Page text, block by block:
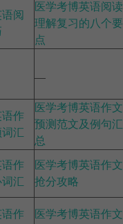
阅
医学考博英语阅读
理解复习的八个要
点
语作
汇
医学考博英语作文
预测范文及例句汇
总
语作
汇
医学考博英语作文
抢分攻略
语作
医学考博英语作文